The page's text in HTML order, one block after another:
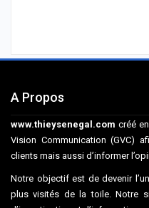
A Propos
www.thieysenegal.com créé
Vision Communication (GVC)
clients mais aussi d’informer
Notre objectif est de devenir
plus visités de la toile. Notre